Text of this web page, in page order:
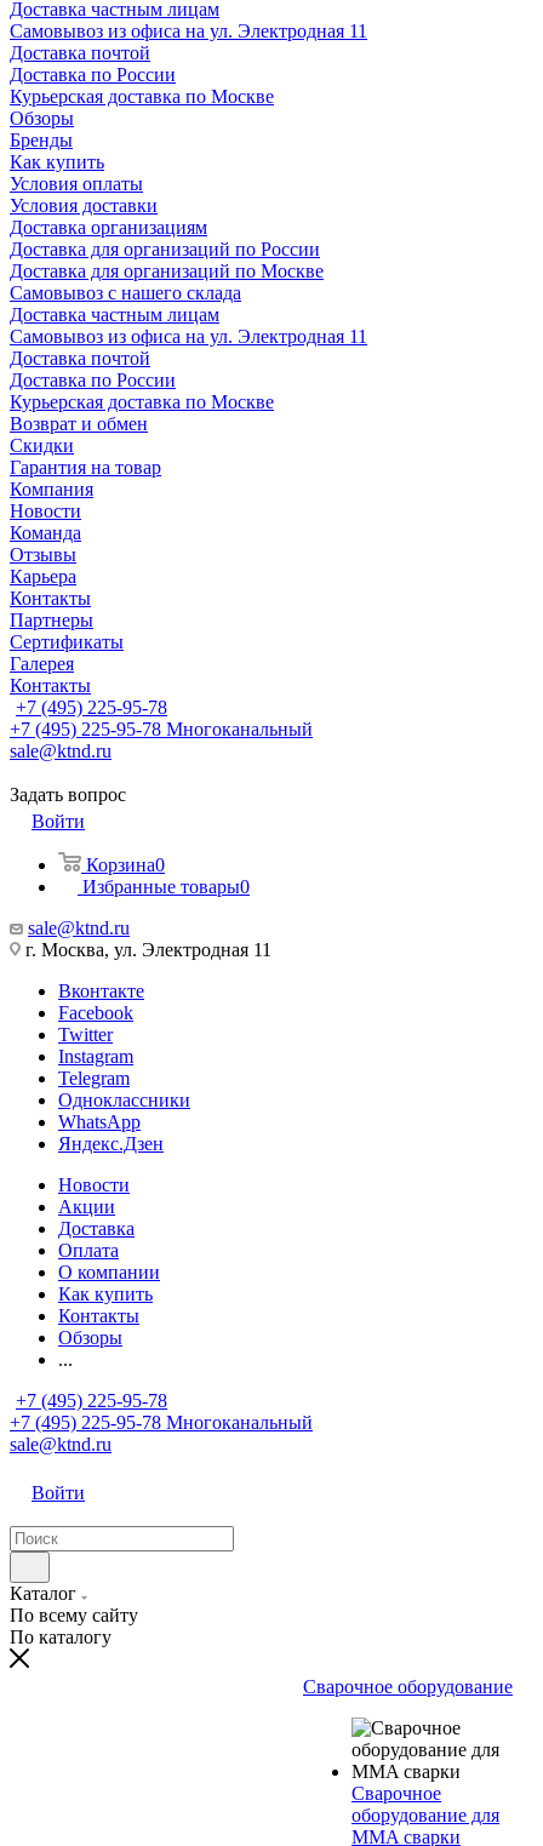
Доставка частным лицам
Самовывоз из офиса на ул. Электродная 11
Доставка почтой
Доставка по России
Курьерская доставка по Москве
Обзоры
Бренды
Как купить
Условия оплаты
Условия доставки
Доставка организациям
Доставка для организаций по России
Доставка для организаций по Москве
Самовывоз с нашего склада
Доставка частным лицам
Самовывоз из офиса на ул. Электродная 11
Доставка почтой
Доставка по России
Курьерская доставка по Москве
Возврат и обмен
Скидки
Гарантия на товар
Компания
Новости
Команда
Отзывы
Карьера
Контакты
Партнеры
Сертификаты
Галерея
Контакты
+7 (495) 225-95-78
+7 (495) 225-95-78 Многоканальный
sale@ktnd.ru
Задать вопрос
Войти
Корзина0
Избранные товары0
sale@ktnd.ru
г. Москва, ул. Электродная 11
Вконтакте
Facebook
Twitter
Instagram
Telegram
Одноклассники
WhatsApp
Яндекс.Дзен
Новости
Акции
Доставка
Оплата
О компании
Как купить
Контакты
Обзоры
...
+7 (495) 225-95-78
+7 (495) 225-95-78 Многоканальный
sale@ktnd.ru
Войти
Каталог
По всему сайту
По каталогу
Сварочное оборудование
Сварочное
оборудование для
MMA сварки